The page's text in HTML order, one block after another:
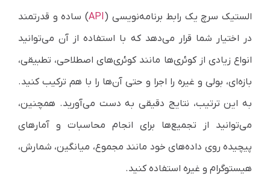
الستیک سرچ یک رابط برنامه‌نویسی (API) ساده و قدرتمند
در اختیار شما قرار می‌دهد که با استفاده از آن می‌توانید
انواع زیادی از کوئری‌ها مانند کوئری‌های اصطلاحی، تطبیقی،
بازه‌ای، بولی و غیره را اجرا و حتی آن‌ها را با هم ترکیب کنید.
به این ترتیب، نتایج دقیقی به دست می‌آورید. همچنین،
می‌توانید از تجمیع‌ها برای انجام محاسبات و آمارهای
پیچیده روی داده‌های خود مانند مجموع، میانگین، شمارش،
هیستوگرام و غیره استفاده کنید.